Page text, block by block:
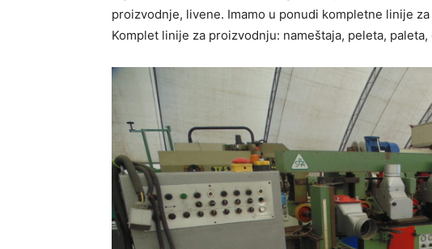
proizvodnje, livene. Imamo u ponudi kompletne linije
Komplet linije za proizvodnju: nameštaja, peleta,